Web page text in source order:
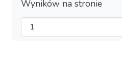
Wyników na stronie